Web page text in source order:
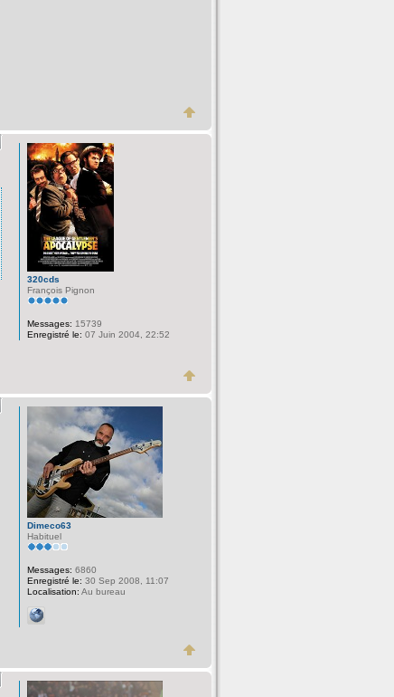
320cds
François Pignon
Messages: 15739
Enregistré le: 07 Juin 2004, 22:52
Dimeco63
Habituel
Messages: 6860
Enregistré le: 30 Sep 2008, 11:07
Localisation: Au bureau